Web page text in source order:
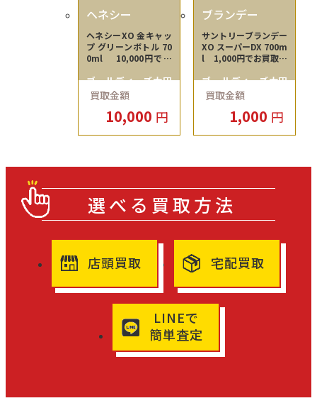
ヘネシー
ヘネシーXO 金キャッ
プ グリーンボトル 70
0ml 10,000円でお
ました！
ゴールディーズ太田
店
買取金額
10,000 円
ブランデー
サントリーブランデー
XO スーパーDX 700m
l 1,000円でお買取り
た！
ゴールディーズ太田
店
買取金額
1,000 円
選べる買取方法
店頭買取 宅配買取
LINEで
簡単査定